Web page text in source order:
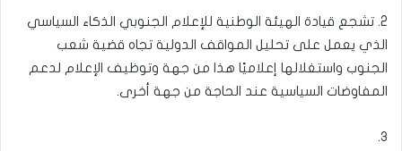
2. تشجع قيادة الهيئة الوطنية للإعلام الجنوبي الذكاء السياسي
الذي يعمل على تحليل المواقف الدولية تجاه قضية شعب
الجنوب واستغلالها إعلاميًا هذا من جهة وتوظيف الإعلام لدعم
المفاوضات السياسية عند الحاجة من جهة أخرى.
٣.